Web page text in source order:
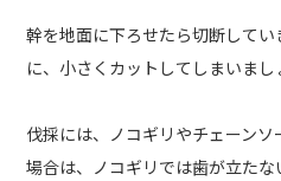
幹を地面に下ろせたら切断して
に、小さくカットしてしまいまし
伐採には、ノコギリやチェーン
場合は、ノコギリでは歯が立た